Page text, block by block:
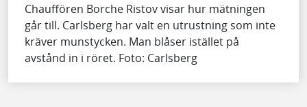
Chauffören Borche Ristov visar hur mätningen
går till. Carlsberg har valt en utrustning som inte
kräver munstycken. Man blåser istället på
avstånd in i röret. Foto: Carlsberg